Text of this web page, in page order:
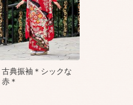
古典振袖＊シックな
赤＊